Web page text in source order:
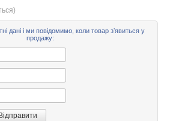
дані і ми повідомимо, коли товар зʼявиться у
продажу: